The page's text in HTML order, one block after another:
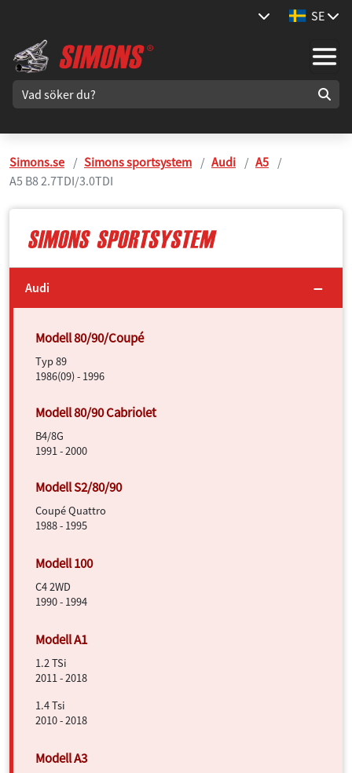
SE
Simons.se Simons sportsystem Audi
A5
A5 B8 2.7TDI/3.0TDI
Audi
Typ 89
1986(09) - 1996
B4/8G
1991 - 2000
Coupé Quattro
1988 - 1995
C4 2WD
1990 - 1994
1.2 TSi
2011 - 2018
1.4 Tsi
2010 - 2018